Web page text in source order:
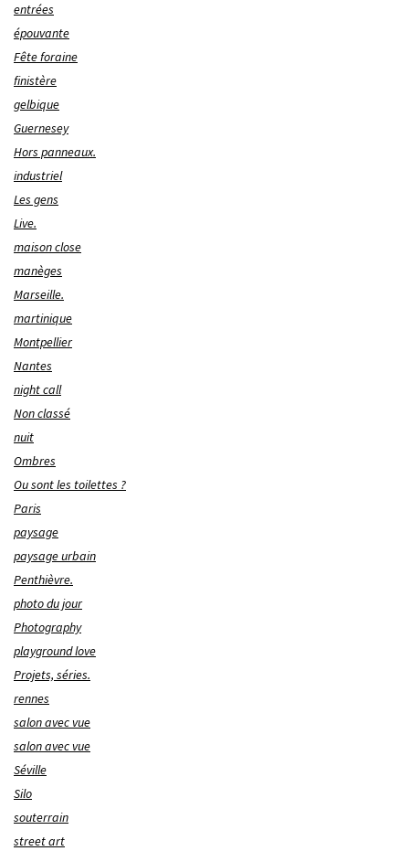
entrées
épouvante
Fête foraine
finistère
gelbique
Guernesey
Hors panneaux.
industriel
Les gens
Live.
maison close
manèges
Marseille.
martinique
Montpellier
Nantes
night call
Non classé
nuit
Ombres
Ou sont les toilettes ?
Paris
paysage
paysage urbain
Penthièvre.
photo du jour
Photography
playground love
Projets, séries.
rennes
salon avec vue
salon avec vue
Séville
Silo
souterrain
street art